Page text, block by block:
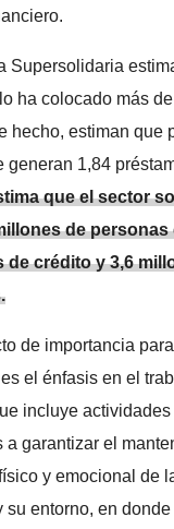
Supersolidaria
ha colocado más
hecho, estiman que
generan 1,84
que el sector
de personas
de crédito y 3,6
de importancia
el énfasis en el
incluye actividades
a garantizar el
y emocional de
su entorno, en